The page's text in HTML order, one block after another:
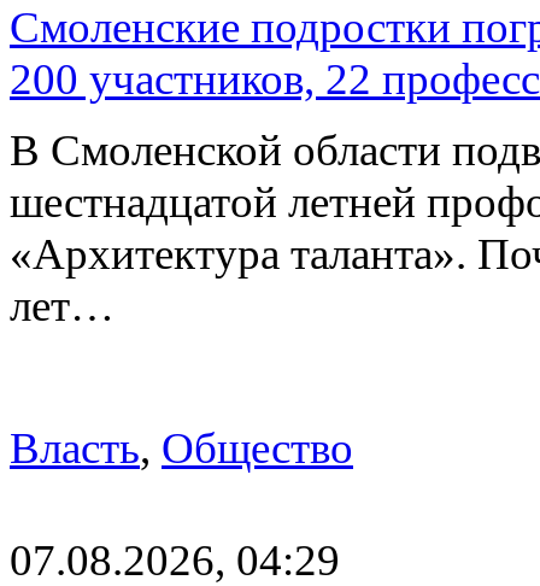
Смоленские подростки
200 участников, 22
В Смоленской области
шестнадцатой летней
«Архитектура таланта».
лет…
Власть, Общество
07.08.2026, 04:29